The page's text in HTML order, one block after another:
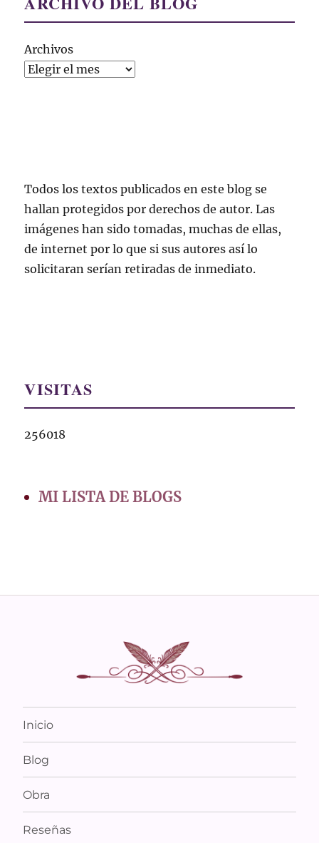
Archivos
Todos los textos publicados en este blog se
hallan protegidos por derechos de autor. Las
imágenes han sido tomadas, muchas de ellas,
de internet por lo que si sus autores así lo
solicitaran serían retiradas de inmediato.
VISITAS
256018
MI LISTA DE BLOGS
Inicio
Blog
Obra
Reseñas